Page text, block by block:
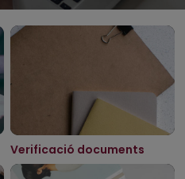
Verificació documents